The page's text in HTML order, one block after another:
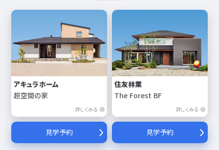
アキュラホーム
超空間の家
詳しくみる
見学予約
住友林業
The Forest BF
詳しくみる
見学予約